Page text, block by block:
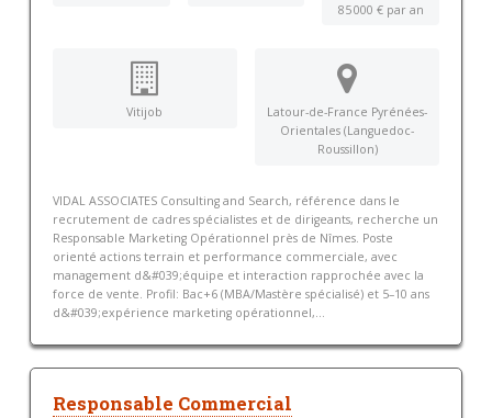
85 000 € par an
Vitijob
Latour-de-France Pyrénées-
Orientales (Languedoc-
Roussillon)
VIDAL ASSOCIATES Consulting and Search, référence dans le
recrutement de cadres spécialistes et de dirigeants, recherche un
Responsable Marketing Opérationnel près de Nîmes. Poste
orienté actions terrain et performance commerciale, avec
management d&#039;équipe et interaction rapprochée avec la
force de vente. Profil: Bac+6 (MBA/Mastère spécialisé) et 5–10 ans
d&#039;expérience marketing opérationnel,...
Responsable Commercial